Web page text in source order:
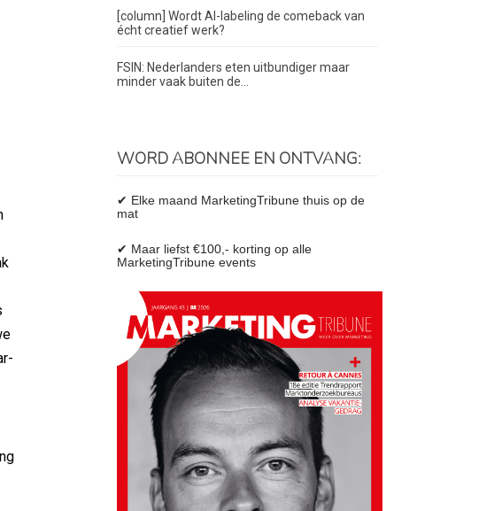
[column] Wordt AI-labeling de comeback van
écht creatief werk?
FSIN: Nederlanders eten uitbundiger maar
minder vaak buiten de...
WORD ABONNEE EN ONTVANG:
✔ Elke maand MarketingTribune thuis op de
mat
✔ Maar liefst €100,- korting op alle
MarketingTribune events